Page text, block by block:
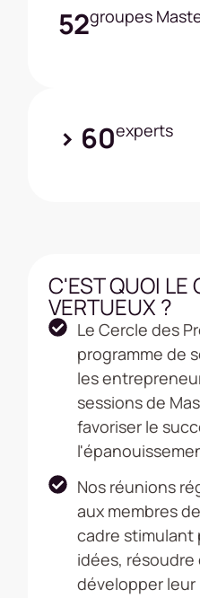
52groupes
> 60experts
C'EST QUOI LE
VERTUEUX ?
Le Cercle des
programme de
les
sessions de
favoriser le
Nos réunions
aux membres
cadre stimulant
idées,
développer leur